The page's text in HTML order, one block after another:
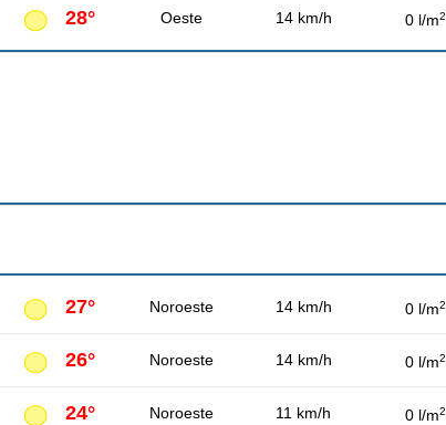
28° Oeste 14 km/h 0 l/m2
27° Noroeste 14 km/h 0 l/m2
26° Noroeste 14 km/h 0 l/m2
24° Noroeste 11 km/h 0 l/m2